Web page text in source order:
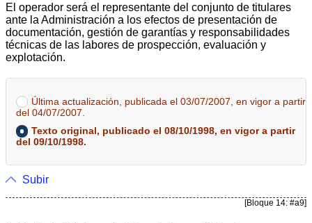
El operador será el representante del conjunto de titulares
ante la Administración a los efectos de presentación de
documentación, gestión de garantías y responsabilidades
técnicas de las labores de prospección, evaluación y
explotación.
Última actualización, publicada el 03/07/2007, en vigor a partir
del 04/07/2007.
Texto original, publicado el 08/10/1998, en vigor a partir
del 09/10/1998.
Subir
[Bloque 14: #a9]